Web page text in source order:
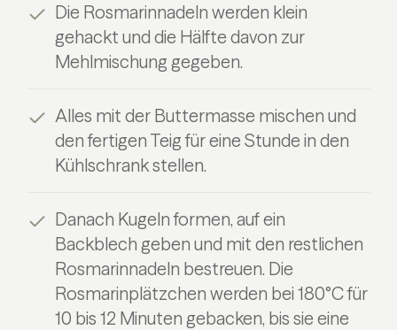
Die Rosmarinnadeln werden klein
gehackt und die Hälfte davon zur
Mehlmischung gegeben.
Alles mit der Buttermasse mischen und
den fertigen Teig für eine Stunde in den
Kühlschrank stellen.
Danach Kugeln formen, auf ein
Backblech geben und mit den restlichen
Rosmarinnadeln bestreuen. Die
Rosmarinplätzchen werden bei 180°C für
10 bis 12 Minuten gebacken, bis sie eine